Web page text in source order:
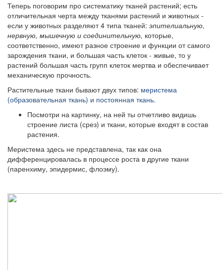
Теперь поговорим про систематику тканей растений; есть
отличительная черта между тканями растений и животных -
если у животных разделяют 4 типа тканей: эпителиальную,
нервную, мышечную и соединительную, которые,
соответственно, имеют разное строение и функции от самого
зарождения ткани, и большая часть клеток - живые, то у
растений большая часть групп клеток мертва и обеспечивает
механическую прочность.
Растительные ткани бывают двух типов: меристема
(образовательная ткань) и постоянная ткань.
Посмотри на картинку, на ней ты отчетливо видишь
строение листа (срез) и ткани, которые входят в состав
растения.
Меристема здесь не представлена, так как она
дифференцировалась в процессе роста в другие ткани
(паренхиму, эпидермис, флоэму).